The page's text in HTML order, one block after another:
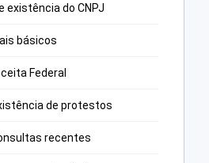
existência do CNPJ
básicos
Federal
de protestos
recentes